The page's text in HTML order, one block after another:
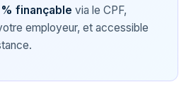
finançable via le CPF,
employeur, et accessible